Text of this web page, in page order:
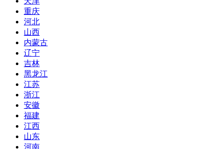
重庆
河北
山西
内蒙古
辽宁
吉林
黑龙江
江苏
浙江
安徽
福建
江西
山东
河南